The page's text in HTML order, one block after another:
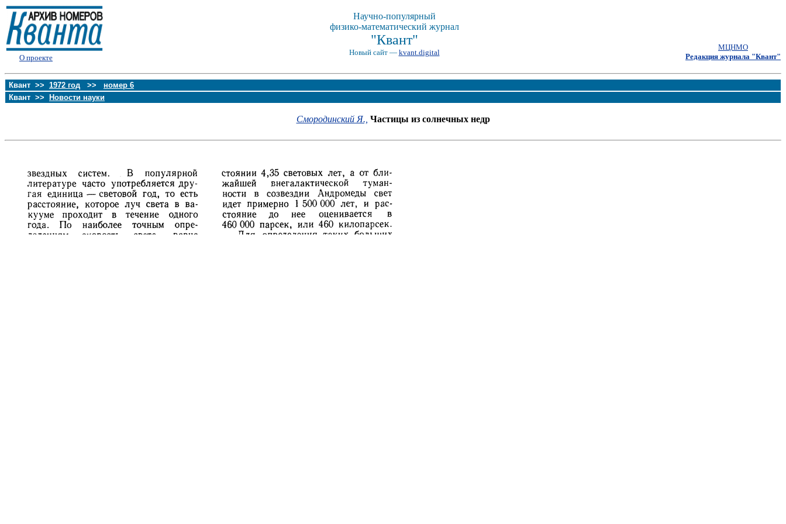
О проекте
Научно-популярный
физико-математический журнал
"Квант"
Новый сайт — kvant.digital
МЦНМО
Редакция журнала "Квант"
Квант >> 1972 год >> номер 6
Квант >>
Новости науки
Смородинский Я., Частицы из солнечных недр